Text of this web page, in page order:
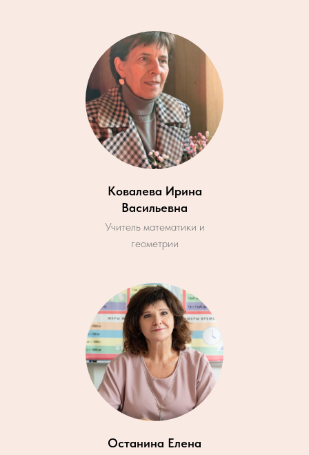
Ковалева Ирина
Васильевна
Учитель математики и
геометрии
Останина Елена